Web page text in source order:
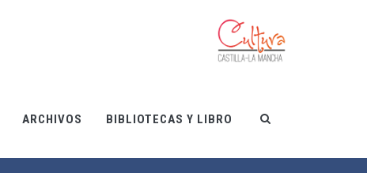
ARCHIVOS BIBLIOTECAS Y LIBRO